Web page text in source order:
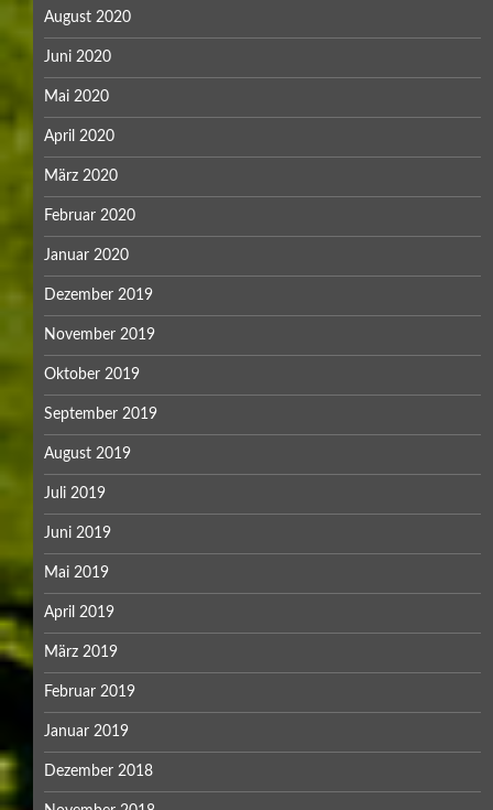
August 2020
Juni 2020
Mai 2020
April 2020
März 2020
Februar 2020
Januar 2020
Dezember 2019
November 2019
Oktober 2019
September 2019
August 2019
Juli 2019
Juni 2019
Mai 2019
April 2019
März 2019
Februar 2019
Januar 2019
Dezember 2018